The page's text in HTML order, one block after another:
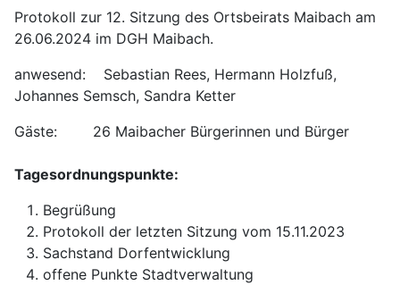
Protokoll zur 12. Sitzung des Ortsbeirats Maibach am
26.06.2024 im DGH Maibach.
anwesend: Sebastian Rees, Hermann Holzfuß,
Johannes Semsch, Sandra Ketter
Gäste: 26 Maibacher Bürgerinnen und Bürger
Tagesordnungspunkte:
Begrüßung
Protokoll der letzten Sitzung vom 15.11.2023
Sachstand Dorfentwicklung
offene Punkte Stadtverwaltung